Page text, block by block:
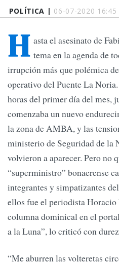
POLÍTICA | 06-07-2020 16:45
H asta el asesinato de
tema en la agenda de
irrupción más que polémica
operativo del Puente La
horas del primer día del mes,
comenzaba un nuevo
la zona de AMBA, y las
ministerio de Seguridad de la
volvieron a aparecer. Pero no
“superministro” bonaerense
integrantes y simpatizantes
ellos fue el periodista Horacio
columna dominical en el
a la Luna”, lo criticó con
“Me aburren las volteretas